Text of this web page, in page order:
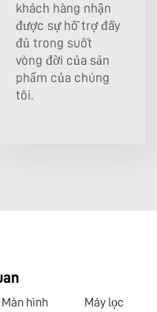
khách hàng nhận
được sự hỗ trợ đầy
đủ trong suốt
vòng đời của sản
phẩm của chúng
tôi.
Màn hình
Máy lọc